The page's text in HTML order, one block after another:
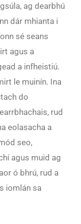
ag dearbhú
dár mhianta i
sé seans
agus a
a infheistiú.
le muinín. Ina
do
rud
eolasacha a
seo,
agus muid ag
ó bhrú, rud a
iomlán sa